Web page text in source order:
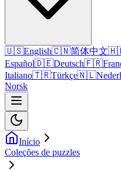
🇺🇸English🇨🇳简体中文
Español🇩🇪Deutsch🇫🇷
Italiano🇹🇷Türkçe🇳🇱
Norsk
Início
Coleções de puzzles